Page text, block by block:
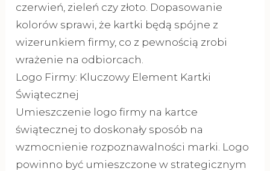
czerwień, zieleń czy złoto. Dopasowanie
kolorów sprawi, że kartki będą spójne z
wizerunkiem firmy, co z pewnością zrobi
wrażenie na odbiorcach.
Logo Firmy: Kluczowy Element Kartki
Świątecznej
Umieszczenie logo firmy na kartce
świątecznej to doskonały sposób na
wzmocnienie rozpoznawalności marki. Logo
powinno być umieszczone w strategicznym